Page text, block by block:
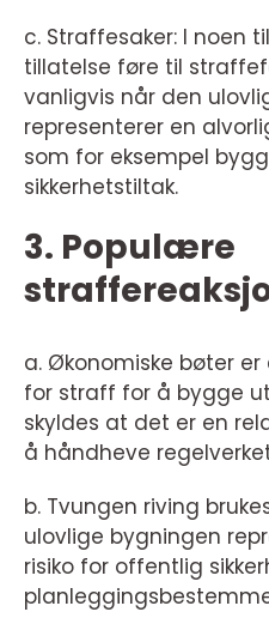
c. Straffesaker: I noen
tillatelse føre til
vanligvis når den
representerer en
som for eksempel
sikkerhetstiltak.
3. Populære
a. Økonomiske bøter
for straff for å bygge
skyldes at det er en
å håndheve
b. Tvungen riving
ulovlige bygningen
risiko for offentlig